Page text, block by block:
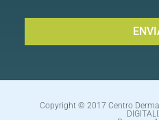
Copyright © 2017 Centro